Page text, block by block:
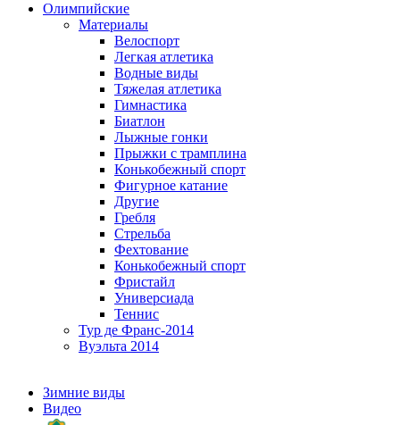
Олимпийские
Материалы
Велоспорт
Легкая атлетика
Водные виды
Тяжелая атлетика
Гимнастика
Биатлон
Лыжные гонки
Прыжки с трамплина
Конькобежный спорт
Фигурное катание
Другие
Гребля
Стрельба
Фехтование
Конькобежный спорт
Фристайл
Универсиада
Теннис
Тур де Франс-2014
Вуэльта 2014
Зимние виды
Видео